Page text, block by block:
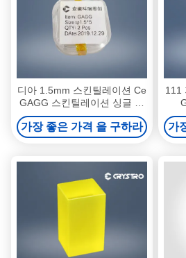
디아 1.5mm 스킨틸레이션 Ce
GAGG 스킨틸레이션 싱글 크
리스탈 막대
가장 좋은 가격 을 구하라
111
가